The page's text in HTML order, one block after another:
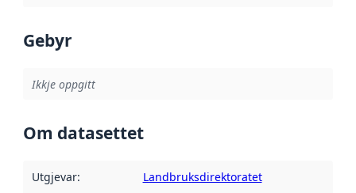
Gebyr
Ikkje oppgitt
Om datasettet
Utgjevar: Landbruksdirektoratet